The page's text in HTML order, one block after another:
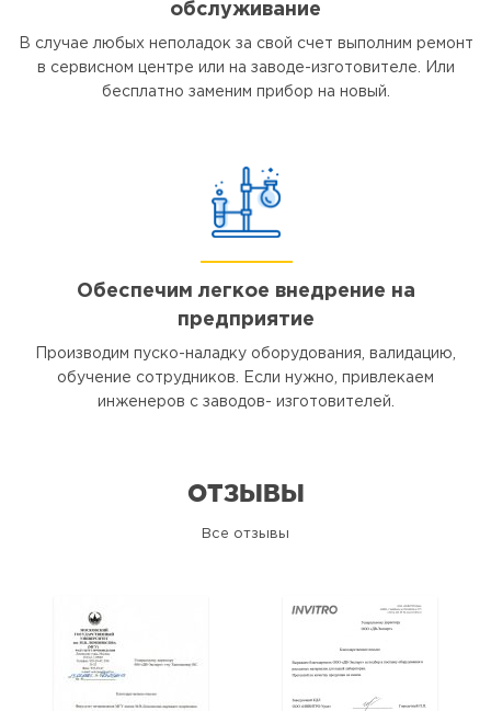
обслуживание
В случае любых неполадок за свой счет выполним ремонт
в сервисном центре или на заводе-изготовителе. Или
бесплатно заменим прибор на новый.
Обеспечим легкое внедрение на
предприятие
Производим пуско-наладку оборудования, валидацию,
обучение сотрудников. Если нужно, привлекаем
инженеров с заводов- изготовителей.
ОТЗЫВЫ
Все отзывы